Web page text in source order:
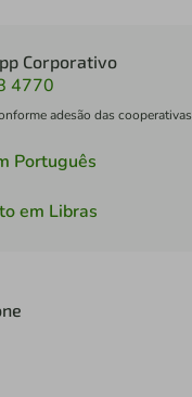
Corporativo
4770
adesão das cooperativas
Português
em Libras